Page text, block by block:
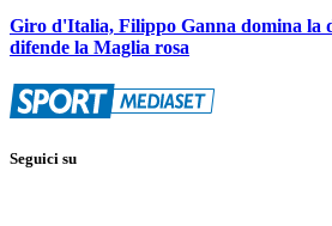
Giro d'Italia, Filippo Ganna domina la
difende la Maglia rosa
Seguici su